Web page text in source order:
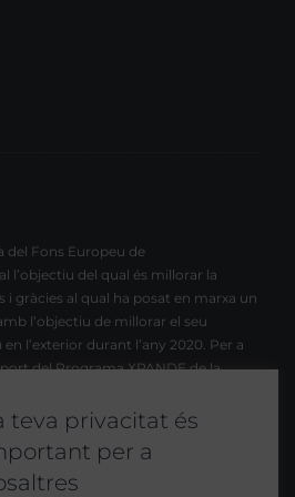
del Fons Europeu de
l’objectiu del qual és millorar la
gràcies al qual ha posat en marxa un
l’objectiu de millorar el seu
l’exterior durant l’any 2020. Per a
del Programa XPANDE de la
teva privacitat és
per a